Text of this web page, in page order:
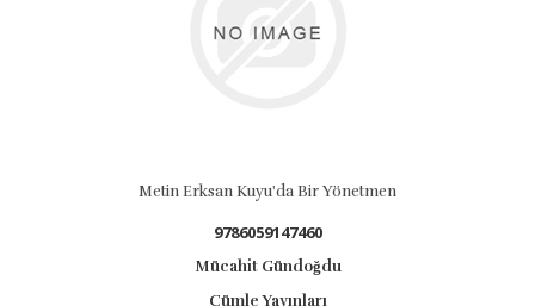
Metin Erksan Kuyu'da Bir Yönetmen
9786059147460
Mücahit Gündoğdu
Cümle Yayınları